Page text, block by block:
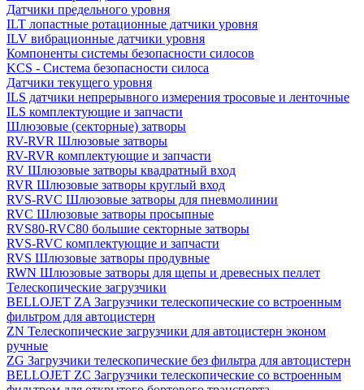
Датчики предельного уровня
ILT лопастные ротационные датчики уровня
ILV вибрационные датчики уровня
Компоненты системы безопасности силосов
KCS - Система безопасности силоса
Датчики текущего уровня
ILS датчики непрерывного измерения тросовые и ленточные
ILS комплектующие и запчасти
Шлюзовые (секторные) затворы
RV-RVR Шлюзовые затворы
RV-RVR комплектующие и запчасти
RV Шлюзовые затворы квадратный вход
RVR Шлюзовые затворы круглый вход
RVS-RVC Шлюзовые затворы для пневмолинии
RVC Шлюзовые затворы просыпные
RVS80-RVC80 большие секторные затворы
RVS-RVC комплектующие и запчасти
RVS Шлюзовые затворы продувные
RWN Шлюзовые затворы для щепы и древесных пеллет
Телескопические загрузчики
BELLOJET ZA Загрузчики телескопические со встроенным
фильтром для автоцистерн
ZN Телескопические загрузчики для автоцистерн эконом
ручные
ZG Загрузчики телескопические без фильтра для автоцистерн
BELLOJET ZC Загрузчики телескопические со встроенным